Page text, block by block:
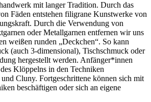
mit langer Tradition. Durch das
Fäden entstehen filigrane Kunstwerke von
Durch die Verwendung von
oder Metallgarnen entfernen wir uns
weißen runden „Deckchen“. So kann
(auch 3-dimensional), Tischschmuck oder
hergestellt werden. Anfänger*innen
Klöppelns in den Techniken
Cluny. Fortgeschrittene können sich mit
beschäftigen oder sich an eigene